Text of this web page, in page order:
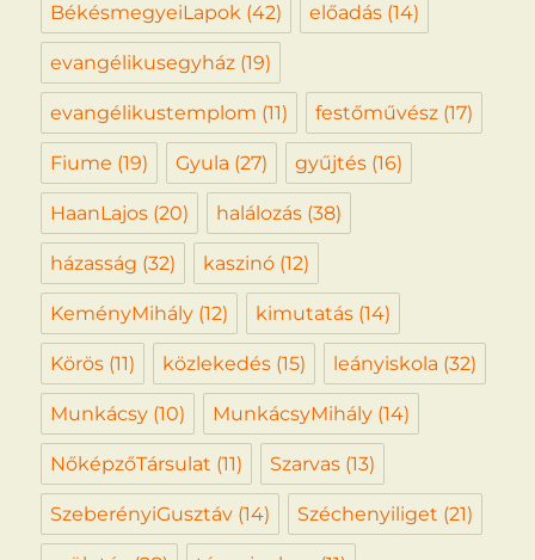
BékésmegyeiLapok (42) előadás (14)
evangélikusegyház (19)
evangélikustemplom (11) festőművész (17)
Fiume (19) Gyula (27) gyűjtés (16)
HaanLajos (20) halálozás (38)
házasság (32) kaszinó (12)
KeményMihály (12) kimutatás (14)
Körös (11) közlekedés (15) leányiskola (32)
Munkácsy (10) MunkácsyMihály (14)
NőképzőTársulat (11) Szarvas (13)
SzeberényiGusztáv (14) Széchenyiliget (21)